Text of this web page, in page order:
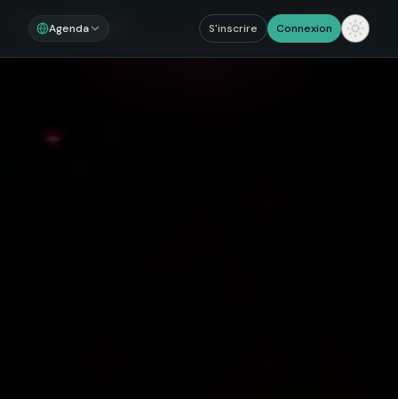
Agenda S'inscrire Connexion
Noosom Sections